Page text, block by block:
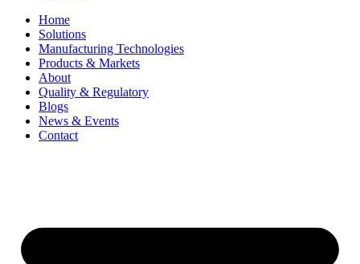
Home
Solutions
Manufacturing Technologies
Products & Markets
About
Quality & Regulatory
Blogs
News & Events
Contact